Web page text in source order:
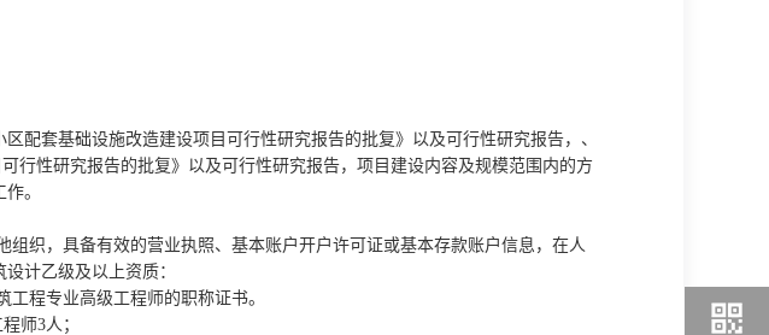
配套基础设施改造建设项目可行性研究报告的批复》以及可行性研究报告，、
行性研究报告的批复》以及可行性研究报告，项目建设内容及规模范围内的方
。
织，具备有效的营业执照、基本账户开户许可证或基本存款账户信息，在人
计乙级及以上资质：
程专业高级工程师的职称证书。
师3人；